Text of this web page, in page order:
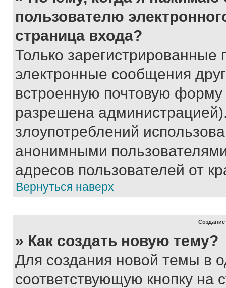
пользователю
страница входа?
Только зарегистрированные
электронные сообщения
встроенную почтовую
разрешена
злоупотреблений
анонимными
адресов пользователей от
Вернуться наверх
» Как создать новую тему?
Для создания новой темы в
соответствующую кнопку